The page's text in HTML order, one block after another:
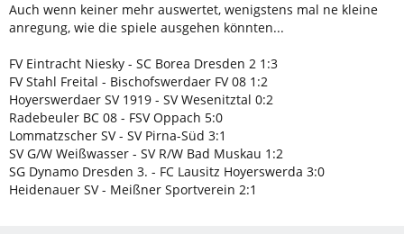
Auch wenn keiner mehr auswertet, wenigstens mal ne kleine
anregung, wie die spiele ausgehen könnten...
FV Eintracht Niesky - SC Borea Dresden 2 1:3
FV Stahl Freital - Bischofswerdaer FV 08 1:2
Hoyerswerdaer SV 1919 - SV Wesenitztal 0:2
Radebeuler BC 08 - FSV Oppach 5:0
Lommatzscher SV - SV Pirna-Süd 3:1
SV G/W Weißwasser - SV R/W Bad Muskau 1:2
SG Dynamo Dresden 3. - FC Lausitz Hoyerswerda 3:0
Heidenauer SV - Meißner Sportverein 2:1